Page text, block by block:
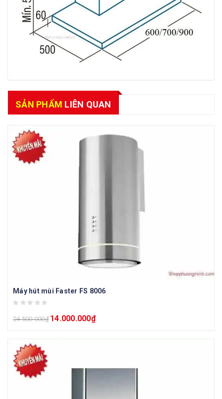
SẢN PHẨM LIÊN QUAN
Máy hút mùi Faster FS 8006
24.500.000₫ 14.000.000₫